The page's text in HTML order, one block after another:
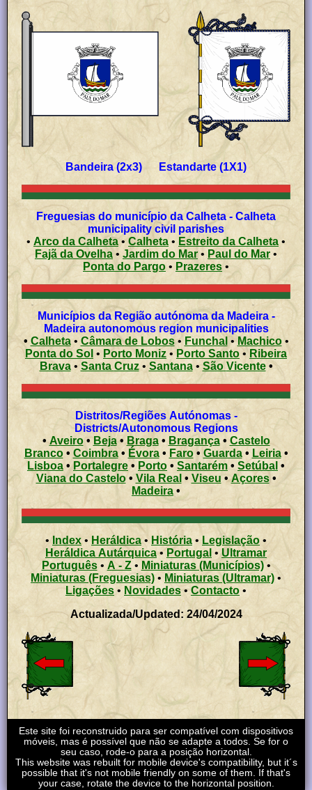
Bandeira (2x3) Estandarte (1X1)
Freguesias do município da Calheta - Calheta
municipality civil parishes
• Arco da Calheta • Calheta • Estreito da Calheta •
Fajã da Ovelha • Jardim do Mar • Paul do Mar •
Ponta do Pargo• Prazeres •
Municípios da Região autónoma da Madeira -
Madeira autonomous region municipalities
• Calheta• Câmara de Lobos• Funchal • Machico•
Ponta do Sol • Porto Moniz • Porto Santo • Ribeira
Brava• Santa Cruz• Santana• São Vicente •
Distritos/Regiões Autónomas -
Districts/Autonomous Regions
•Aveiro• Beja•Braga• Bragança• Castelo
Branco• Coimbra• Évora• Faro• Guarda• Leiria•
Lisboa •Portalegre • Porto • Santarém • Setúbal •
Viana do Castelo• Vila Real • Viseu•Açores •
Madeira •
• Index • Heráldica • História • Legislação •
Heráldica Autárquica• Portugal • Ultramar
Português• A - Z• Miniaturas (Municípios)•
Miniaturas (Freguesias) • Miniaturas (Ultramar) •
Ligações • Novidades •Contacto •
Actualizada/Updated: 24/04/2024
Este site foi reconstruido para ser compatível com dispositivos
móveis, mas é possível que não se adapte a todos. Se for o
seu caso, rode-o para a posição horizontal.
This website was rebuilt for mobile device's compatibility, but it´s
possible that it's not mobile friendly on some of them. If that's
your case, rotate the device to the horizontal position.